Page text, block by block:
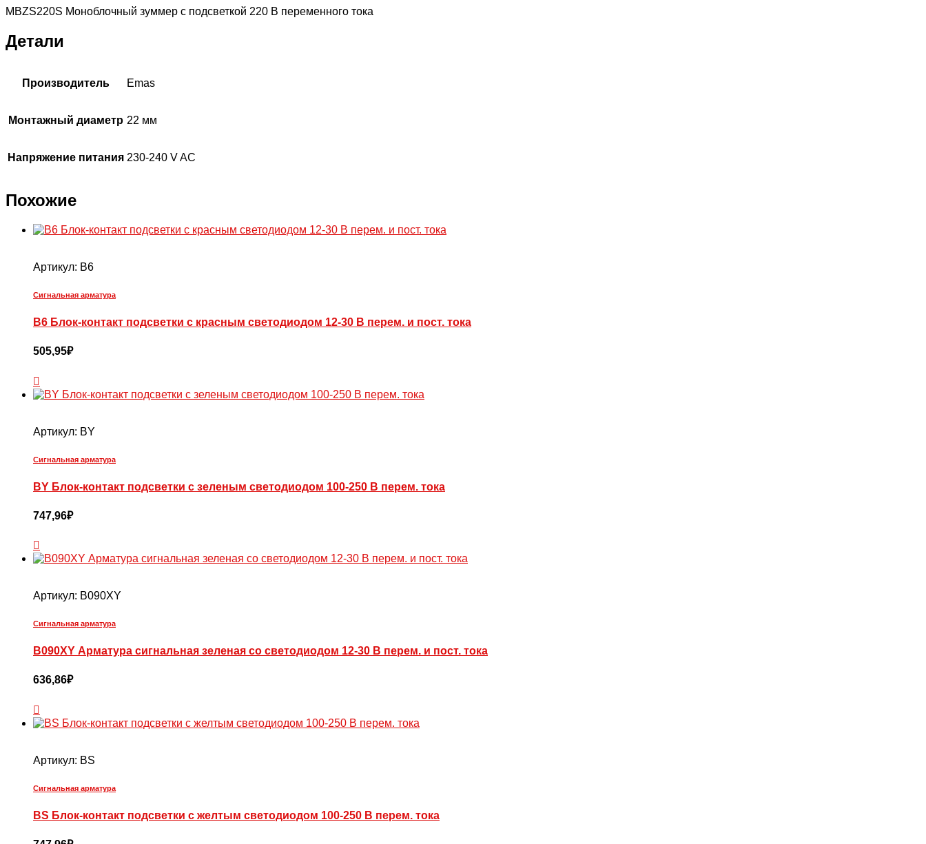
MBZS220S Моноблочный зуммер с подсветкой 220 В переменного тока
Детали
Производитель Emas
Монтажный диаметр 22 мм
Напряжение питания 230-240 V AC
Похожие
Артикул: B6
Сигнальная арматура
B6 Блок-контакт подсветки с красным светодиодом 12-30 В перем. и пост. тока
505,95₽
Артикул: BY
Сигнальная арматура
BY Блок-контакт подсветки с зеленым светодиодом 100-250 В перем. тока
747,96₽
Артикул: B090XY
Сигнальная арматура
B090XY Арматура сигнальная зеленая со светодиодом 12-30 В перем. и пост. тока
636,86₽
Артикул: BS
Сигнальная арматура
BS Блок-контакт подсветки с желтым светодиодом 100-250 В перем. тока